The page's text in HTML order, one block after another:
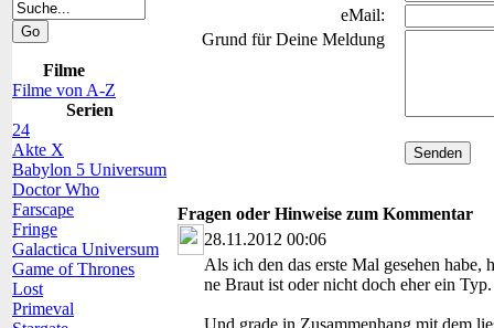
Filme
Filme von A-Z
Serien
24
Akte X
Babylon 5 Universum
Doctor Who
Farscape
Fringe
Galactica Universum
Game of Thrones
Lost
Primeval
eMail:
Grund für Deine Meldung
Fragen oder Hinweise zum Kommentar
28.11.2012 00:06
Als ich den das erste Mal gesehen
ne Braut ist oder nicht doch eher ein
Und grade in Zusammenhang mit dem